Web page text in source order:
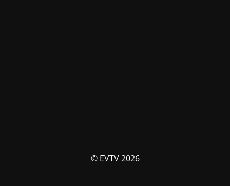
© EVTV 2026